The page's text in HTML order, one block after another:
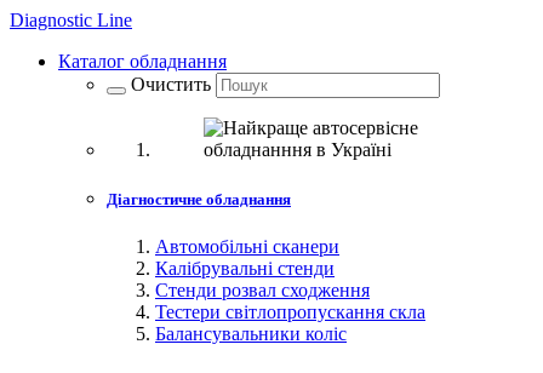
Diagnostic Line
Каталог обладнання
Очистить
Діагностичне обладнання
Автомобільні сканери
Калібрувальні стенди
Стенди розвал сходження
Тестери світлопропускання скла
Балансувальники коліс